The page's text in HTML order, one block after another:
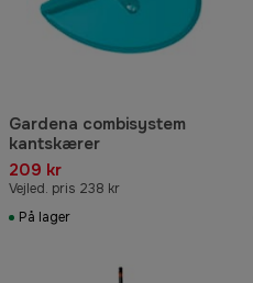
Gardena combisystem
kantskærer
209 kr
Vejled. pris 238 kr
På lager